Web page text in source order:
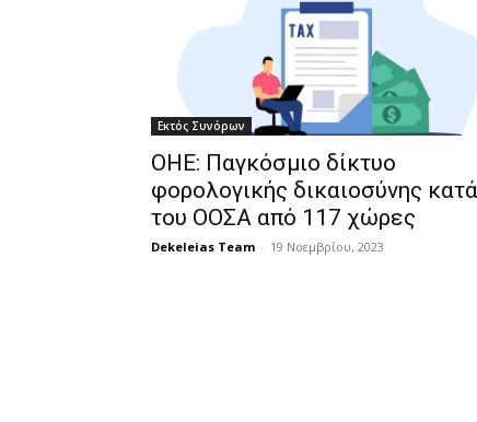
Εκτός Συνόρων
ΟΗΕ: Παγκόσμιο δίκτυο
φορολογικής δικαιοσύνης κατά
του ΟΟΣΑ από 117 χώρες
Dekeleias Team - 19 Νοεμβρίου, 2023